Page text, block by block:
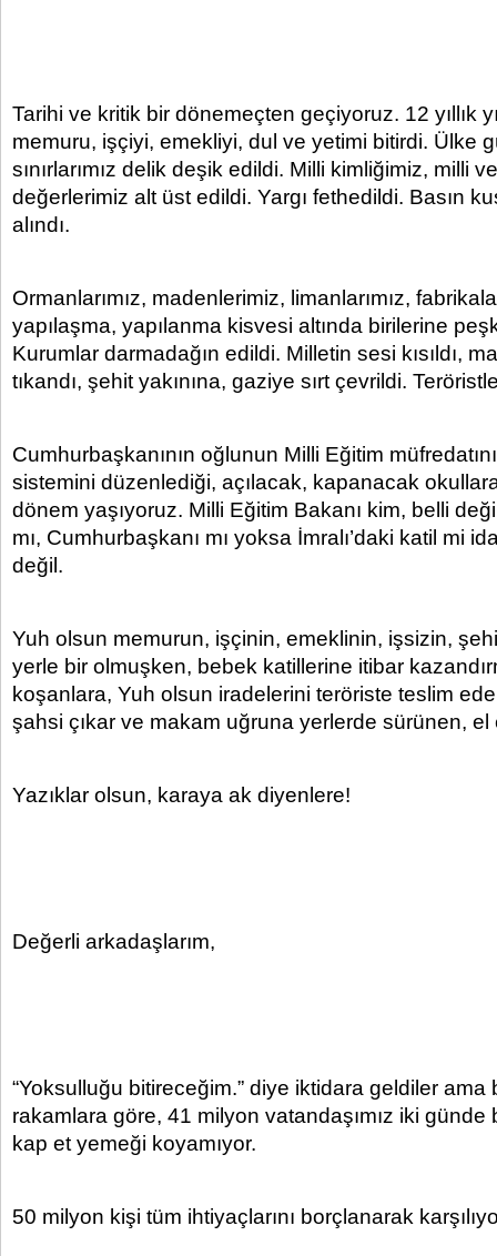
Tarihi ve kritik bir dönemeçten geçiyoruz. 12 yıllık
memuru, işçiyi, emekliyi, dul ve yetimi bitirdi. Ülke
sınırlarımız delik deşik edildi. Milli kimliğimiz, milli
değerlerimiz alt üst edildi. Yargı fethedildi. Basın
alındı.
Ormanlarımız, madenlerimiz, limanlarımız,
yapılaşma, yapılanma kisvesi altında birilerine
Kurumlar darmadağın edildi. Milletin sesi kısıldı,
tıkandı, şehit yakınına, gaziye sırt çevrildi.
Cumhurbaşkanının oğlunun Milli Eğitim
sistemini düzenlediği, açılacak, kapanacak
dönem yaşıyoruz. Milli Eğitim Bakanı kim, belli
mı, Cumhurbaşkanı mı yoksa İmralı’daki katil mi
değil.
Yuh olsun memurun, işçinin, emeklinin, işsizin,
yerle bir olmuşken, bebek katillerine itibar
koşanlara, Yuh olsun iradelerini teröriste teslim
şahsi çıkar ve makam uğruna yerlerde sürünen,
Yazıklar olsun, karaya ak diyenlere!
Değerli arkadaşlarım,
“Yoksulluğu bitireceğim.” diye iktidara geldiler ama
rakamlara göre, 41 milyon vatandaşımız iki günde
kap et yemeği koyamıyor.
50 milyon kişi tüm ihtiyaçlarını borçlanarak